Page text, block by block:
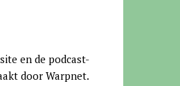
en de podcast-
door Warpnet.